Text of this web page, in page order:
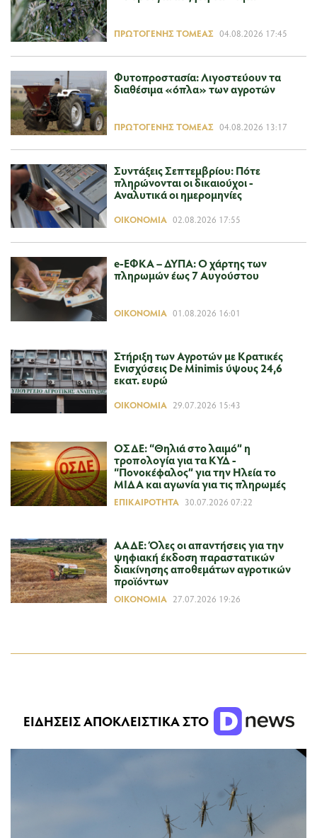
ΠΡΩΤΟΓΕΝΉΣ ΤΟΜΈΑΣ 04.08.2026 17:45
Φυτοπροστασία: Λιγοστεύουν τα
διαθέσιμα «όπλα» των αγροτών
ΠΡΩΤΟΓΕΝΉΣ ΤΟΜΈΑΣ 04.08.2026 13:17
Συντάξεις Σεπτεμβρίου: Πότε
πληρώνονται οι δικαιούχοι -
Αναλυτικά οι ημερομηνίες
ΟΙΚΟΝΟΜΊΑ 02.08.2026 17:55
e-ΕΦΚΑ – ΔΥΠΑ: Ο χάρτης των
πληρωμών έως 7 Αυγούστου
ΟΙΚΟΝΟΜΊΑ 01.08.2026 16:01
Στήριξη των Αγροτών με Κρατικές
Ενισχύσεις De Minimis ύψους 24,6
εκατ. ευρώ
ΟΙΚΟΝΟΜΊΑ 29.07.2026 15:43
ΟΣΔΕ: “Θηλιά στο λαιμό” η
τροπολογία για τα ΚΥΔ -
“Πονοκέφαλος” για την Ηλεία το
ΜΙΔΑ και αγωνία για τις πληρωμές
ΕΠΙΚΑΙΡΌΤΗΤΑ 30.07.2026 07:22
ΑΑΔΕ: Όλες οι απαντήσεις για την
ψηφιακή έκδοση παραστατικών
διακίνησης αποθεμάτων αγροτικών
προϊόντων
ΟΙΚΟΝΟΜΊΑ 27.07.2026 19:26
ΕΙΔΗΣΕΙΣ ΑΠΟΚΛΕΙΣΤΙΚΑ ΣΤΟ